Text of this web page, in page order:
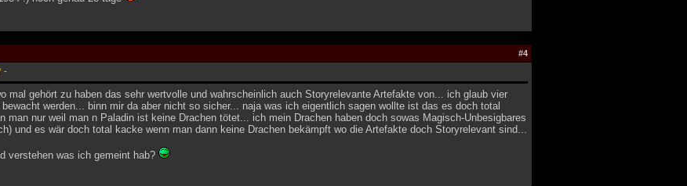
#4
-
mal gehört zu haben das sehr wertvolle und wahrscheinlich auch Storyrelevante Artefakte von... ich glaub vier
werden... binn mir da aber nicht so sicher... naja was ich eigentlich sagen wollte ist das es doch total
man nur weil man n Paladin ist keine Drachen tötet... ich mein Drachen haben doch sowas Magisch-Unbesigbares
und es wär doch total kacke wenn man dann keine Drachen bekämpft wo die Artefakte doch Storyrelevant sind...
verstehen was ich gemeint hab?